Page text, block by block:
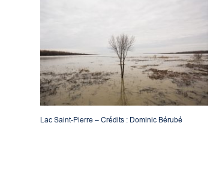
Lac Saint-Pierre – Crédits : Dominic Bérubé